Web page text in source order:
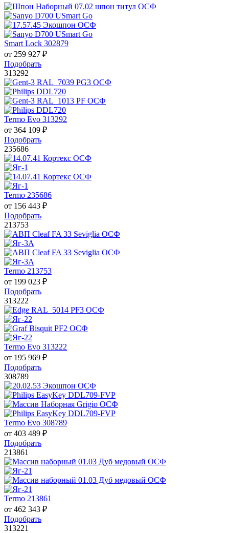
Smart Lock 302879
от 259 927 ₽
Подобрать
313292
Termo Evo 313292
от 364 109 ₽
Подобрать
235686
Termo 235686
от 156 443 ₽
Подобрать
213753
Termo 213753
от 199 023 ₽
Подобрать
313222
Termo Evo 313222
от 195 969 ₽
Подобрать
308789
Termo Evo 308789
от 403 489 ₽
Подобрать
213861
Termo 213861
от 462 343 ₽
Подобрать
313221